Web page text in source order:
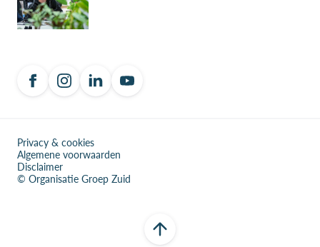
Privacy & cookies
Algemene voorwaarden
Disclaimer
© Organisatie Groep Zuid